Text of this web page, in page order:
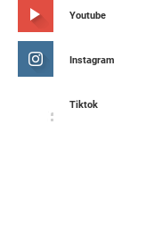
Youtube
Instagram
Tiktok